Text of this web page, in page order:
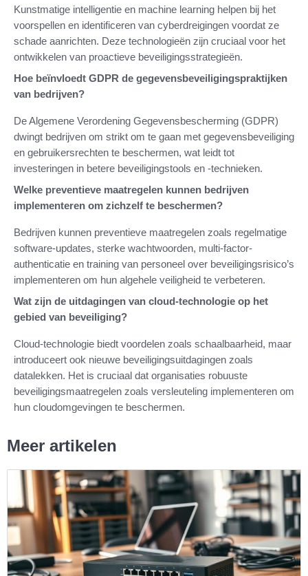
Kunstmatige intelligentie en machine learning helpen bij het
voorspellen en identificeren van cyberdreigingen voordat ze
schade aanrichten. Deze technologieën zijn cruciaal voor het
ontwikkelen van proactieve beveiligingsstrategieën.
Hoe beïnvloedt GDPR de gegevensbeveiligingspraktijken
van bedrijven?
De Algemene Verordening Gegevensbescherming (GDPR)
dwingt bedrijven om strikt om te gaan met gegevensbeveiliging
en gebruikersrechten te beschermen, wat leidt tot
investeringen in betere beveiligingstools en -technieken.
Welke preventieve maatregelen kunnen bedrijven
implementeren om zichzelf te beschermen?
Bedrijven kunnen preventieve maatregelen zoals regelmatige
software-updates, sterke wachtwoorden, multi-factor-
authenticatie en training van personeel over beveiligingsrisico’s
implementeren om hun algehele veiligheid te verbeteren.
Wat zijn de uitdagingen van cloud-technologie op het
gebied van beveiliging?
Cloud-technologie biedt voordelen zoals schaalbaarheid, maar
introduceert ook nieuwe beveiligingsuitdagingen zoals
datalekken. Het is cruciaal dat organisaties robuuste
beveiligingsmaatregelen zoals versleuteling implementeren om
hun cloudomgevingen te beschermen.
Meer artikelen